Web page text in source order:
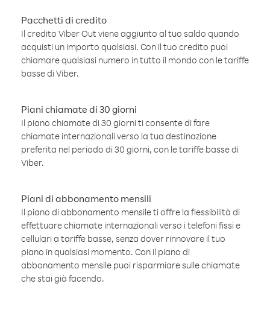
Pacchetti di credito
Il credito Viber Out viene aggiunto al tuo saldo quando
acquisti un importo qualsiasi. Con il tuo credito puoi
chiamare qualsiasi numero in tutto il mondo con le tariffe
basse di Viber.
Piani chiamate di 30 giorni
Il piano chiamate di 30 giorni ti consente di fare
chiamate internazionali verso la tua destinazione
preferita nel periodo di 30 giorni, con le tariffe basse di
Viber.
Piani di abbonamento mensili
Il piano di abbonamento mensile ti offre la flessibilità di
effettuare chiamate internazionali verso i telefoni fissi e
cellulari a tariffe basse, senza dover rinnovare il tuo
piano in qualsiasi momento. Con il piano di
abbonamento mensile puoi risparmiare sulle chiamate
che stai già facendo.